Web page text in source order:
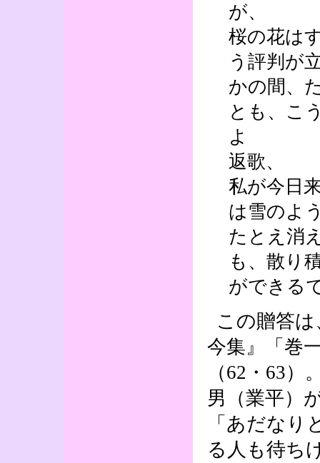
が、
桜の花は
う評判が
かの間、
とも、こ
よ
返歌、
私が今日
は雪のよ
たとえ消
も、散り
ができる
この贈答
今集』「巻
（62・63
男（業平）
「あだな
る人も待ち